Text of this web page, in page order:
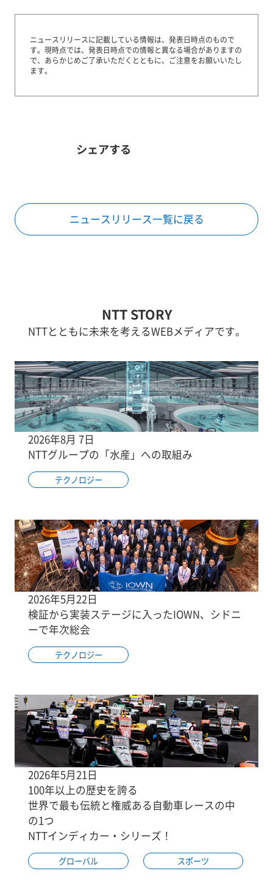
ニュースリリースに記載している情報は、発表日時点のもので
す。 現時点では、発表日時点での情報と異なる場合がありますの
で、あらかじめご了承いただくとともに、ご注意をお願いいたし
ます。
シェアする
ニュースリリース一覧に戻る
NTT STORY
NTTとともに未来を考えるWEBメディアです。
2026年8月 7日
NTTグループの「水産」への取組み
テクノロジー
2026年5月22日
検証から実装ステージに入ったIOWN、シドニ
ーで年次総会
テクノロジー
2026年5月21日
100年以上の歴史を誇る
世界で最も伝統と権威ある自動車レースの中
の1つ
NTTインディカー・シリーズ！
グローバル スポーツ